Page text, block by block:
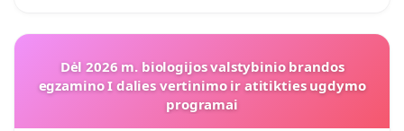
Dėl 2026 m. biologijos valstybinio brandos
egzamino I dalies vertinimo ir atitikties ugdymo
programai